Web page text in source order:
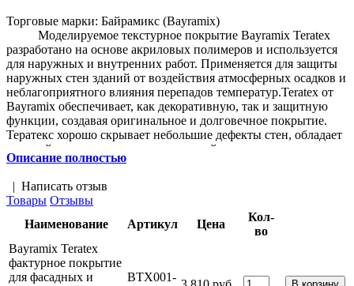
Торговые марки: Байрамикс (Bayramix)
Моделируемое текстурное покрытие Bayramix Teratex
разработано на основе акриловых полимеров и используется
для наружных и внутренних работ. Применяется для защиты
наружных стен зданий от воздействия атмосферных осадков и
неблагоприятного влияния перепадов температур.Teratex от
Bayramix обеспечивает, как декоративную, так и защитную
функции, создавая оригинальное и долговечное покрытие.
Тератекс хорошо скрывает небольшие дефекты стен, обладает
высокой паропроницаемостью и устойчивостью к
атмосферным воздействиям. Отличается экологической
Описание полностью
| Написать отзыв
Товары Отзывы
Наименование
Артикул Цена
Кол-
во
Bayramix Teratex
фактурное покрытие
для фасадных и
BTX001-